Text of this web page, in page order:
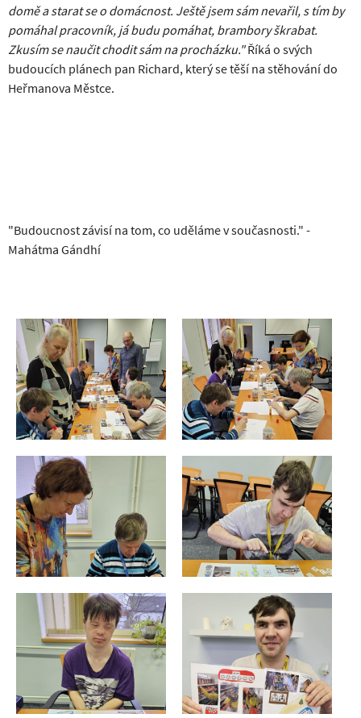
domě a starat se o domácnost. Ještě jsem sám nevařil, s tím by
pomáhal pracovník, já budu pomáhat, brambory škrabat.
Zkusím se naučit chodit sám na procházku."Říká o svých
budoucích plánech pan Richard, který se těší na stěhování do
Heřmanova Městce.
"Budoucnost závisí na tom, co uděláme v současnosti." -
Mahátma Gándhí